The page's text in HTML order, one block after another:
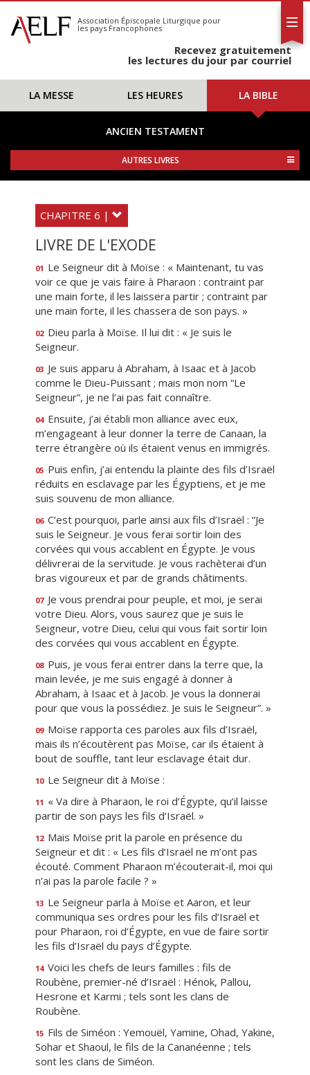
S'abonner
Calendrier
Association Épiscopale Liturgique pour
les pays Francophones
Recevez gratuitement
les lectures du jour par courriel
LA MESSE LES HEURES LA BIBLE
ANCIEN TESTAMENT
AUTRES LIVRES
CHAPITRE 6 |
LIVRE DE L'EXODE
01 Le Seigneur dit à Moïse : « Maintenant, tu vas
voir ce que je vais faire à Pharaon : contraint par
une main forte, il les laissera partir ; contraint par
une main forte, il les chassera de son pays. »
02 Dieu parla à Moïse. Il lui dit : « Je suis le
Seigneur.
03 Je suis apparu à Abraham, à Isaac et à Jacob
comme le Dieu-Puissant ; mais mon nom “Le
Seigneur”, je ne l’ai pas fait connaître.
04 Ensuite, j’ai établi mon alliance avec eux,
m’engageant à leur donner la terre de Canaan, la
terre étrangère où ils étaient venus en immigrés.
05 Puis enfin, j’ai entendu la plainte des fils d’Israël
réduits en esclavage par les Égyptiens, et je me
suis souvenu de mon alliance.
06 C’est pourquoi, parle ainsi aux fils d’Israël : “Je
suis le Seigneur. Je vous ferai sortir loin des
corvées qui vous accablent en Égypte. Je vous
délivrerai de la servitude. Je vous rachèterai d’un
bras vigoureux et par de grands châtiments.
07 Je vous prendrai pour peuple, et moi, je serai
votre Dieu. Alors, vous saurez que je suis le
Seigneur, votre Dieu, celui qui vous fait sortir loin
des corvées qui vous accablent en Égypte.
08 Puis, je vous ferai entrer dans la terre que, la
main levée, je me suis engagé à donner à
Abraham, à Isaac et à Jacob. Je vous la donnerai
pour que vous la possédiez. Je suis le Seigneur”. »
09 Moïse rapporta ces paroles aux fils d’Israël,
mais ils n’écoutèrent pas Moïse, car ils étaient à
bout de souffle, tant leur esclavage était dur.
10 Le Seigneur dit à Moïse :
11 « Va dire à Pharaon, le roi d’Égypte, qu’il laisse
partir de son pays les fils d’Israël. »
12 Mais Moïse prit la parole en présence du
Seigneur et dit : « Les fils d’Israël ne m’ont pas
écouté. Comment Pharaon m’écouterait-il, moi qui
n’ai pas la parole facile ? »
13 Le Seigneur parla à Moïse et Aaron, et leur
communiqua ses ordres pour les fils d’Israël et
pour Pharaon, roi d’Égypte, en vue de faire sortir
les fils d’Israël du pays d’Égypte.
14 Voici les chefs de leurs familles : fils de
Roubène, premier-né d’Israël : Hénok, Pallou,
Hesrone et Karmi ; tels sont les clans de
Roubène.
15 Fils de Siméon : Yemouël, Yamine, Ohad, Yakine,
Sohar et Shaoul, le fils de la Cananéenne ; tels
sont les clans de Siméon.